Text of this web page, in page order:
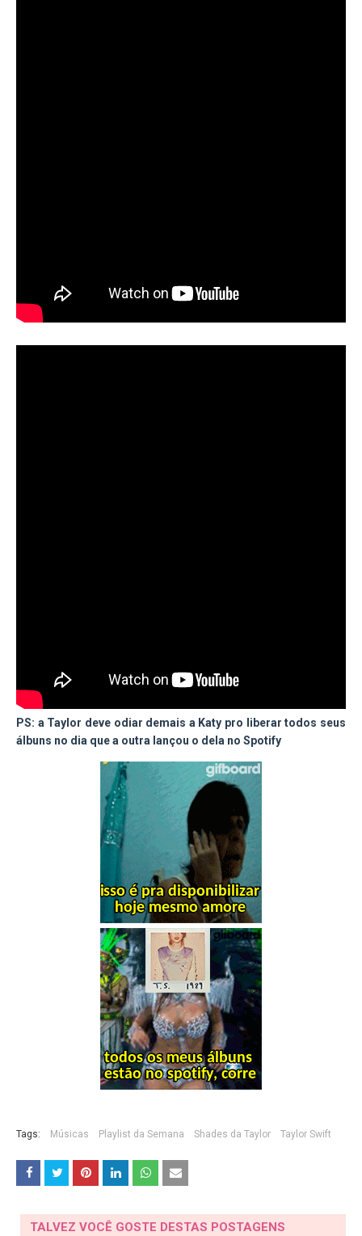
PS: a Taylor deve odiar demais a Katy pro liberar todos seus
álbuns no dia que a outra lançou o dela no Spotify
Tags: Músicas Playlist da Semana Shades da Taylor Taylor Swift
TALVEZ VOCÊ GOSTE DESTAS POSTAGENS